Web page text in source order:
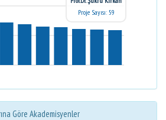
Proje Sayısı: 59
Göre Akademisyenler